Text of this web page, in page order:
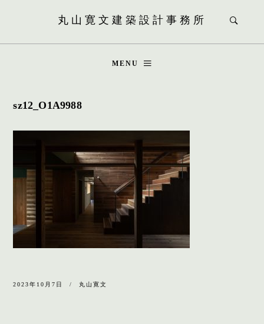
丸山寛文建築設計事務所
MENU
sz12_O1A9988
2023年10月7日 丸山寛文